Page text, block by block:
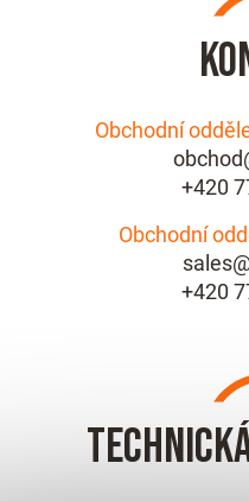
Obchodní
+420
Obchodní
+420